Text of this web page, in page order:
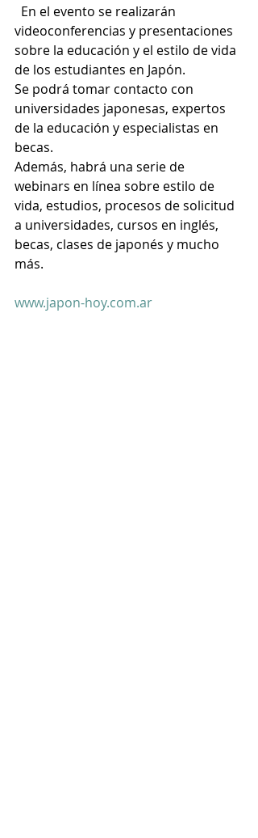
videoconferencias y presentaciones
sobre la educación y el estilo de vida
de los estudiantes en Japón.
Se podrá tomar contacto con
universidades japonesas, expertos
de la educación y especialistas en
becas.
Además, habrá una serie de
webinars en línea sobre estilo de
vida, estudios, procesos de solicitud
a universidades, cursos en inglés,
becas, clases de japonés y mucho
más.
www.japon-hoy.com.ar